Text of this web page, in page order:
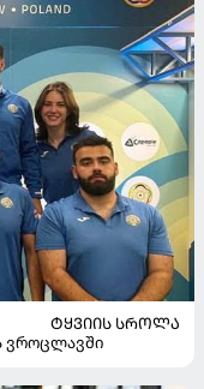
ᲢᲧᲕᲘᲘᲡ ᲡᲠᲝᲚᲐ
ვროცლავში